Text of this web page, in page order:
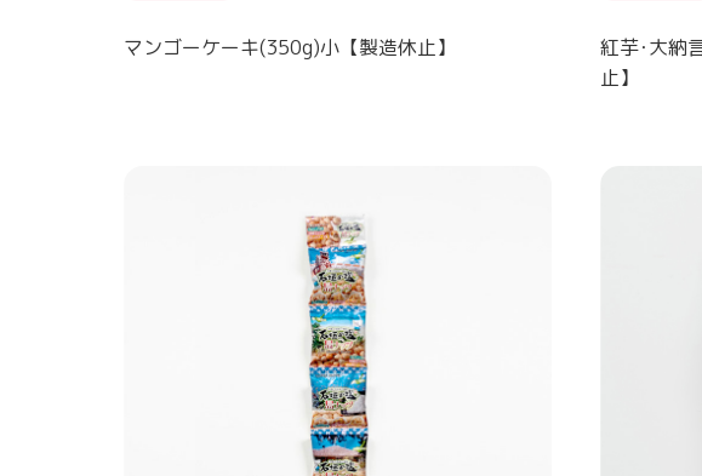
マンゴーケーキ(350g)小【製造休止】
紅芋･大納
止】